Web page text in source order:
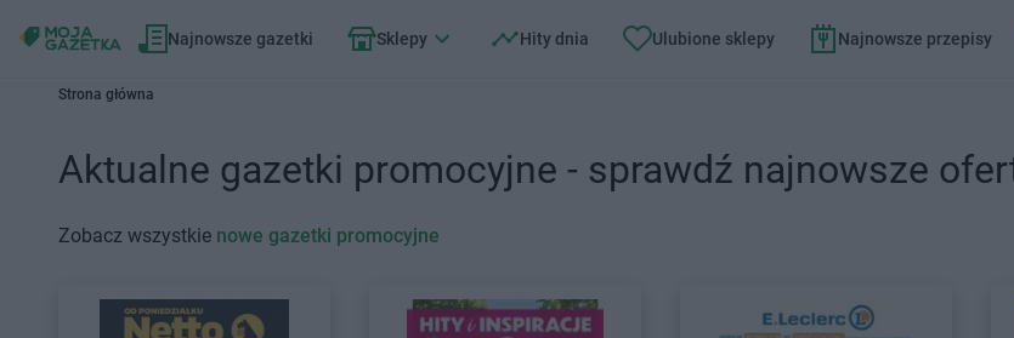
Najnowsze gazetki Sklepy Hity dnia Ulubione sklepy Najnowsze przepisy
Strona główna
Aktualne gazetki promocyjne - sprawdź najnowsze
Zobacz wszystkie nowe gazetki promocyjne